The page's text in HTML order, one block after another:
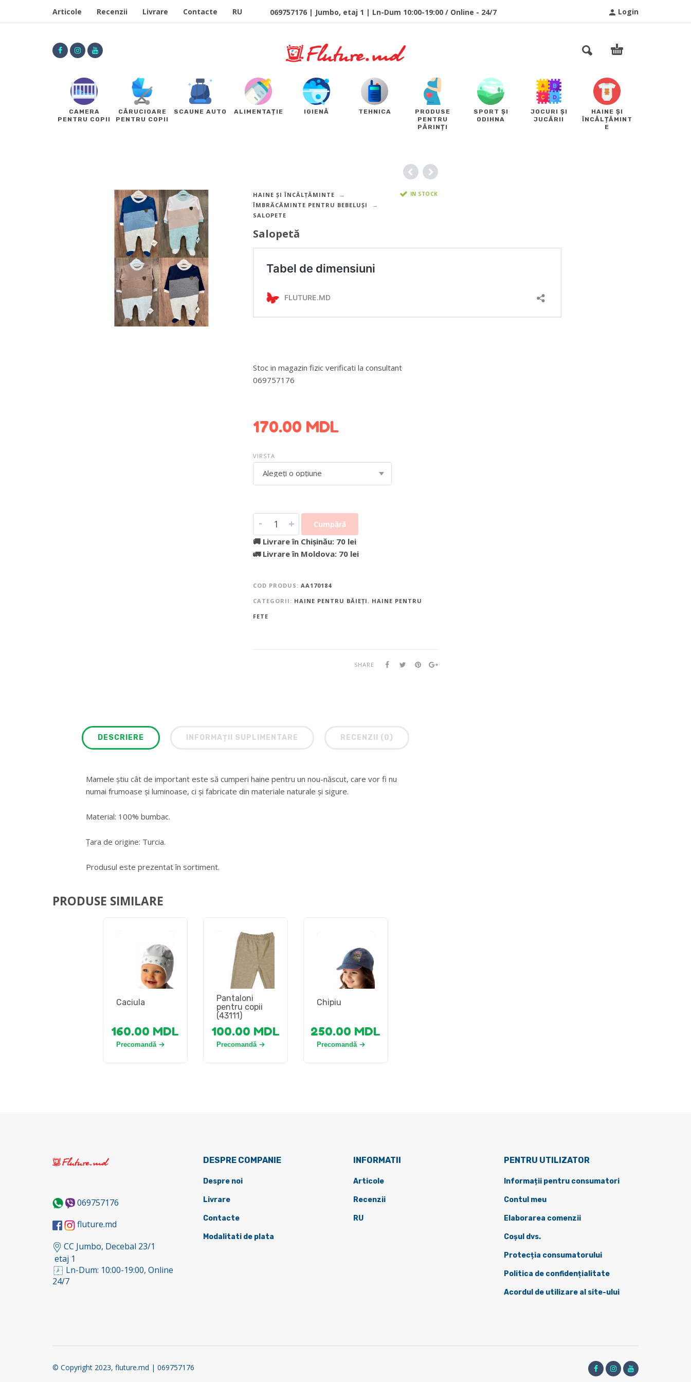
Login
Articole Recenzii Livrare Contacte RU 069757176 | Jumbo, etaj 1 | Ln-Dum 10:00-19:00 / Online - 24/7
CAMERA
PENTRU COPII
CĂRUCIOARE
PENTRU COPII
SCAUNE AUTO ALIMENTAȚIE IGIENĂ TEHNICA
PRODUSE
PENTRU
PĂRINȚI
SPORT ȘI
ODIHNA
JOCURI ȘI
JUCĂRII
HAINE ȘI
ÎNCĂLȚĂMINT
E
HAINE ȘI ÎNCĂLȚĂMINTE
ÎMBRĂCĂMINTE PENTRU BEBELUȘI
SALOPETE
IN STOCK
Salopetă
Stoc in magazin fizic verificati la consultant
069757176
170.00 MDL
VIRSTA
Alegeți o opțiune
- + Cumpără
🚚 Livrare în Chișinău: 70 lei
🚛 Livrare în Moldova: 70 lei
COD PRODUS: AA170184
CATEGORII: HAINE PENTRU BĂIEȚI , HAINE PENTRU
FETE
SHARE
DESCRIERE INFORMAȚII SUPLIMENTARE RECENZII (0)
Mamele știu cât de important este să cumperi haine pentru un nou-născut, care vor fi nu
numai frumoase și luminoase, ci și fabricate din materiale naturale și sigure.
Material: 100% bumbac.
Țara de origine: Turcia.
Produsul este prezentat în sortiment.
PRODUSE SIMILARE
Caciula
160.00 MDL
Precomandă
Pantaloni
pentru copii
(43111)
100.00 MDL
Precomandă
Chipiu
250.00 MDL
Precomandă
069757176
fluture.md
CC Jumbo, Decebal 23/1
etaj 1
Ln-Dum: 10:00-19:00, Online
24/7
DESPRE COMPANIE
Despre noi
Livrare
Contacte
Modalitati de plata
INFORMATII
Articole
Recenzii
RU
PENTRU UTILIZATOR
Informații pentru consumatori
Contul meu
Elaborarea comenzii
Coșul dvs.
Protecția consumatorului
Politica de confidențialitate
Acordul de utilizare al site-ului
© Copyright 2023, fluture.md | 069757176